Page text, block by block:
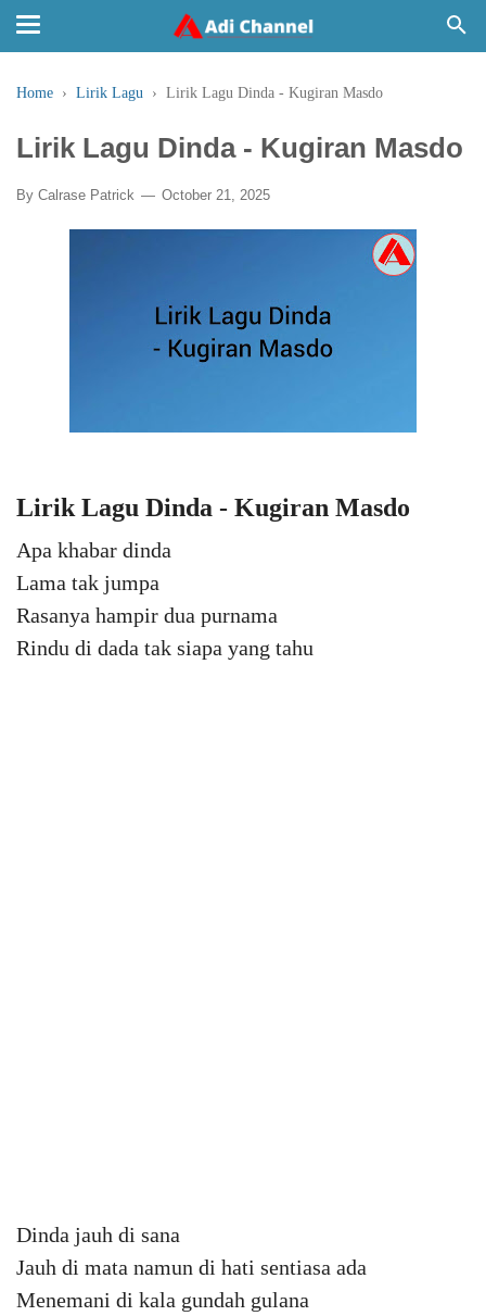
Home › Lirik Lagu › Lirik Lagu Dinda - Kugiran Masdo
Lirik Lagu Dinda - Kugiran Masdo
By Calrase Patrick October 21, 2025
Lirik Lagu Dinda - Kugiran Masdo
Apa khabar dinda
Lama tak jumpa
Rasanya hampir dua purnama
Rindu di dada tak siapa yang tahu
Dinda jauh di sana
Jauh di mata namun di hati sentiasa ada
Menemani di kala gundah gulana